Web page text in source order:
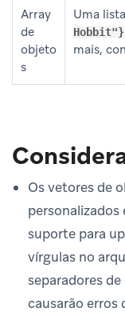
Array
de
objeto
s
Uma
mais,
Os vetores de
personalizados
suporte para
vírgulas no
separadores
causarão erros